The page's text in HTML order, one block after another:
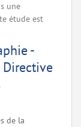
une
étude est
-
de la